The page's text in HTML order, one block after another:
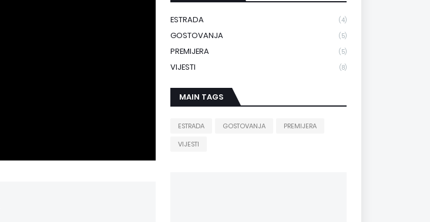
ESTRADA (4)
GOSTOVANJA (5)
PREMIJERA (5)
VIJESTI (8)
MAIN TAGS
ESTRADA GOSTOVANJA
PREMIJERA
VIJESTI